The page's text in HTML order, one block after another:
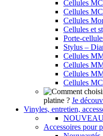
Cellules
Cellules
Cellules
Cellules et
Porte-
Stylus –
Cellules
Cellules
Cellules
Cellules
platine ? Je
Vinyles, entretien,
Accessoires pour